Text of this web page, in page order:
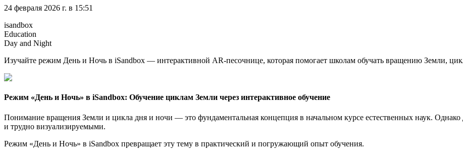
24 февраля 2026 г. в 15:51
isandbox
Education
Day and Night
Изучайте режим День и Ночь в iSandbox — интерактивной AR-песочнице, которая помогает школам обучать вращению Земли,
Режим «День и Ночь» в iSandbox: Обучение циклам Земли через интерактивное обучение
Понимание вращения Земли и цикла дня и ночи — это фундаментальная концепция в начальном курсе естественных наук.
и трудно визуализируемыми.
Режим «День и Ночь» в iSandbox превращает эту тему в практический и погружающий опыт обучения.